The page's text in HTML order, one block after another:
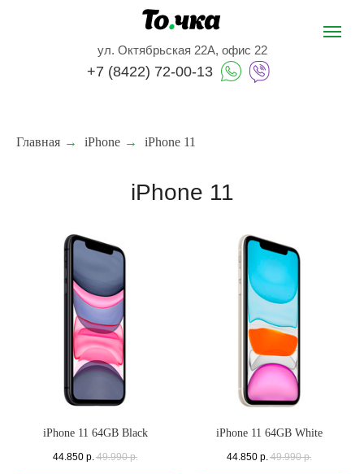
ул. Октябрьская 22А, офис 22
+7 (8422) 72-00-13
Главная → iPhone → iPhone 11
iPhone 11
iPhone 11 64GB Black
44.850 р. 49.990 р.
iPhone 11 64GB White
44.850 р. 49.990 р.